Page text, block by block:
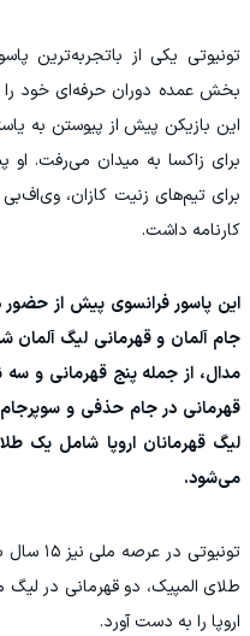
تونیوتی یکی از باتجربه‌ترین
بخش عمده دوران حرفه‌ای خود
برای زاکسا به میدان می‌رفت. او
برای تیم‌های زنیت کازان،
کارنامه داشت.
این پاسور فرانسوی پیش از
مدال، از جمله پنج قهرمانی و سه
قهرمانی در جام حذفی و
لیگ قهرمانان اروپا شامل یک
می‌شود.
طلای المپیک، دو قهرمانی در
اروپا را به دست آورد.